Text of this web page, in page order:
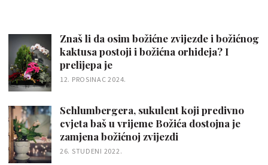
Znaš li da osim božićne zvijezde i božićnog
kaktusa postoji i božićna orhideja? I
prelijepa je
12. PROSINAC 2024.
Schlumbergera, sukulent koji predivno
cvjeta baš u vrijeme Božića dostojna je
zamjena božićnoj zvijezdi
26. STUDENI 2022.